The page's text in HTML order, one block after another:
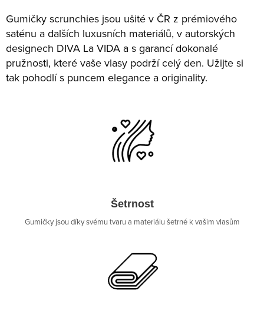
Gumičky scrunchies jsou ušité v ČR z prémiového
saténu a dalších luxusních materiálů, v autorských
designech DIVA La VIDA a s garancí dokonalé
pružnosti, které vaše vlasy podrží celý den. Užijte si
tak pohodlí s puncem elegance a originality.
Šetrnost
Gumičky jsou díky svému tvaru a materiálu šetrné k vašim vlasům